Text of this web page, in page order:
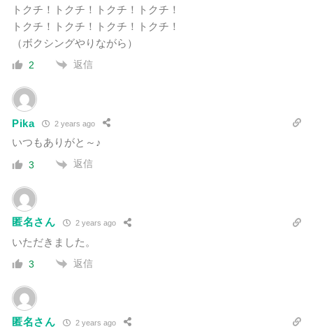
トクチ！
トクチ！トクチ！トクチ！
トクチ！トクチ！トクチ！トクチ！
（ボクシングやりながら）
2 返信
Pika 2 years ago
いつもありがと～♪
3 返信
匿名さん 2 years ago
いただきました。
3 返信
匿名さん 2 years ago